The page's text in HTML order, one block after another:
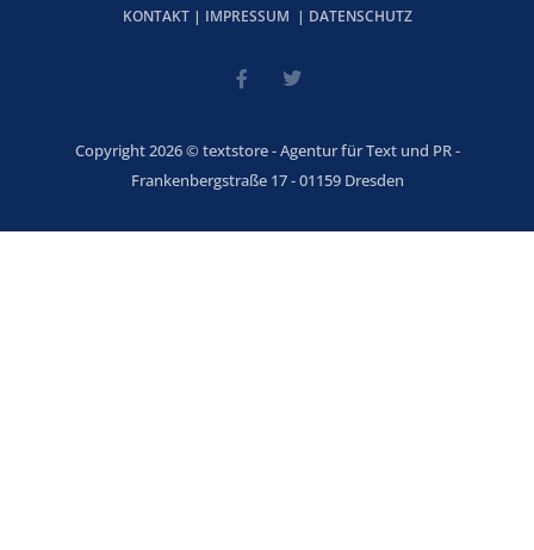
KONTAKT| IMPRESSUM | DATENSCHUTZ
Copyright 2026 © textstore - Agentur für Text und PR -
Frankenbergstraße 17 - 01159 Dresden